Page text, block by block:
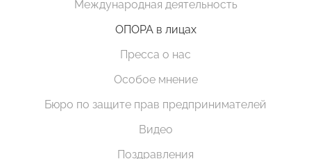
Международная деятельность
ОПОРА в лицах
Пресса о нас
Особое мнение
Бюро по защите прав предпринимателей
Видео
Поздравления